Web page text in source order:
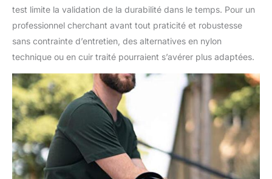
test limite la validation de la durabilité dans le temps. Pour un
professionnel cherchant avant tout praticité et robustesse
sans contrainte d’entretien, des alternatives en nylon
technique ou en cuir traité pourraient s’avérer plus adaptées.